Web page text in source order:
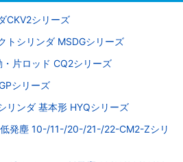
CKV2シリーズ
トシリンダ MSDGシリーズ
片ロッド CQ2シリーズ
シリーズ
リンダ 基本形 HYQシリーズ
発塵 10-/11-/20-/21-/22-CM2-Zシリ